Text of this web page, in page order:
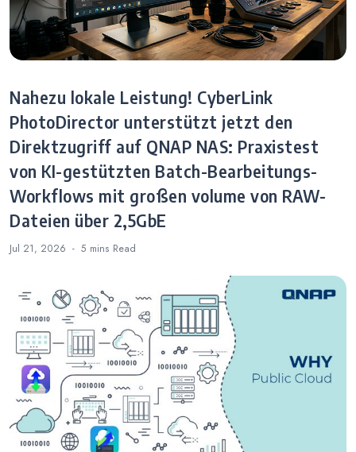
Nahezu lokale Leistung! CyberLink
PhotoDirector unterstützt jetzt den
Direktzugriff auf QNAP NAS: Praxistest
von KI-gestützten Batch-Bearbeitungs-
Workflows mit großen volume von RAW-
Dateien über 2,5GbE
Jul 21, 2026 5 mins Read